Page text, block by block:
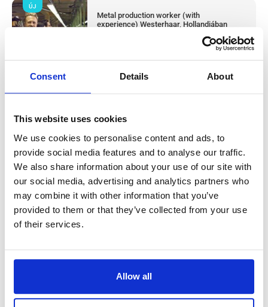
Consent Details About
This website uses cookies
We use cookies to personalise content and ads, to
provide social media features and to analyse our traffic.
We also share information about your use of our site with
our social media, advertising and analytics partners who
may combine it with other information that you’ve
provided to them or that they’ve collected from your use
of their services.
Allow all
Metal production worker (with
experience) Westerhaar, Hollandiában
Position is open for:1 nap
ÚJ
Húsüzemi termelési dolgozó & takarító
(tapasztalattal) Haarlem, Hollandiában
Salary:from 14,99€/h star_border 0/5(0 reviews)
Húsüzemi termelési dolgozó & takarító
Available positions:2/2
Position is open for:2 nap